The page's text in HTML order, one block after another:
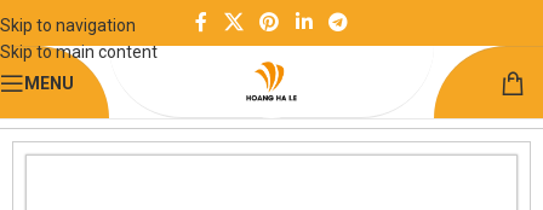
Skip to navigation
Skip to main content
MENU
Trang chủ
Kết cấu khung công nghiệp Tay cầm chống trượt